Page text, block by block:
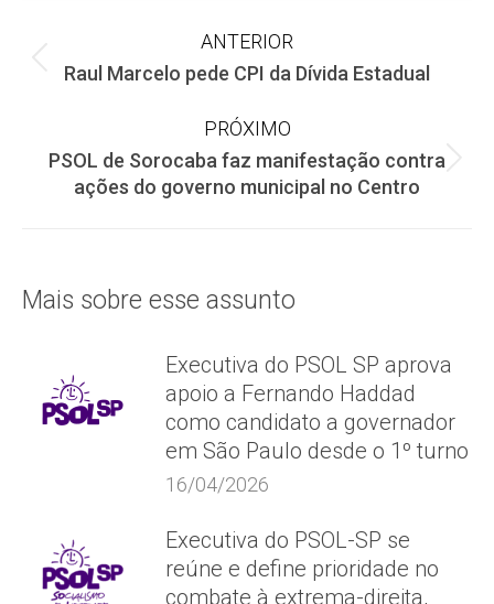
Navegação
de
post:
ANTERIOR
Post
Raul Marcelo pede CPI da Dívida Estadual
PRÓXIMO
Próximo
post:
PSOL de Sorocaba faz manifestação contra
ações do governo municipal no Centro
Mais sobre esse assunto
Executiva do PSOL SP aprova
apoio a Fernando Haddad
como candidato a governador
em São Paulo desde o 1º turno
16/04/2026
Executiva do PSOL-SP se
reúne e define prioridade no
combate à extrema-direita,